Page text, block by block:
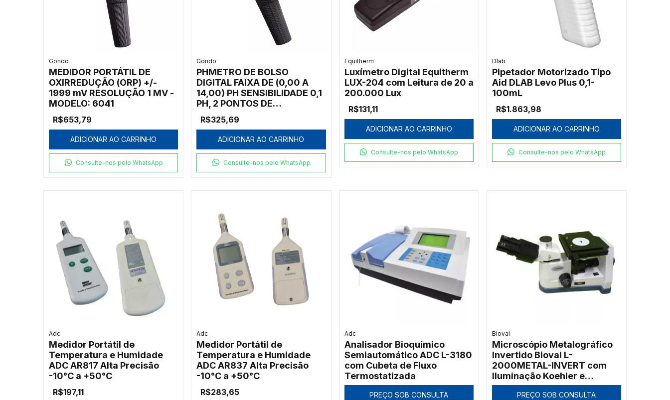
Gondo
MEDIDOR PORTÁTIL DE
OXIRREDUÇÃO (ORP) +/-
1999 mV RESOLUÇÃO 1 MV -
MODELO: 6041
R$653,79
ADICIONAR AO CARRINHO
Consulte-nos pelo WhatsApp
Gondo
PHMETRO DE BOLSO
DIGITAL FAIXA DE (0,00 A
14,00) PH SENSIBILIDADE 0,1
PH, 2 PONTOS DE
CALIBRAÇÃO, À PROVA
D'ÁGUA, ELETRODO TIPO
REPOSIÇÃO - MODELO: 6011
R$325,69
ADICIONAR AO CARRINHO
Consulte-nos pelo WhatsApp
Equitherm
Luxímetro Digital Equitherm
LUX-204 com Leitura de 20 a
200.000 Lux
R$131,11
ADICIONAR AO CARRINHO
Consulte-nos pelo WhatsApp
Dlab
Pipetador Motorizado Tipo
Aid DLAB Levo Plus 0,1-
100mL
R$1.863,98
ADICIONAR AO CARRINHO
Consulte-nos pelo WhatsApp
Adc
Medidor Portátil de
Temperatura e Humidade
ADC AR817 Alta Precisão
-10°C a +50°C
R$197,11
Adc
Medidor Portátil de
Temperatura e Humidade
ADC AR837 Alta Precisão
-10°C a +50°C
R$283,65
Adc
Analisador Bioquímico
Semiautomático ADC L-3180
com Cubeta de Fluxo
Termostatizada
PREÇO SOB CONSULTA
Bioval
Microscópio Metalográfico
Invertido Bioval L-
2000METAL-INVERT com
Iluminação Koehler e
Ampliação até 1000x
PREÇO SOB CONSULTA